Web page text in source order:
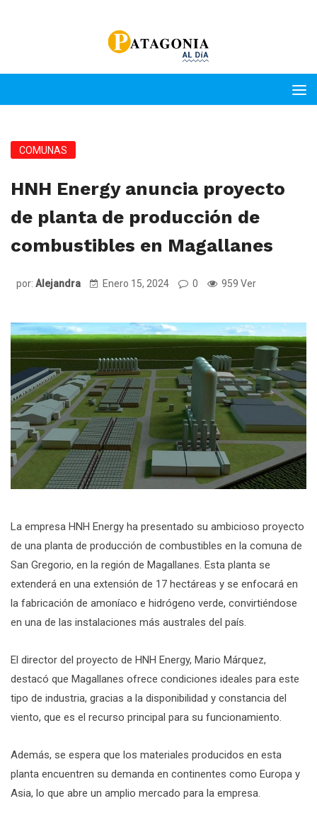
COMUNAS
HNH Energy anuncia proyecto
de planta de producción de
combustibles en Magallanes
por: Alejandra Enero 15, 2024 0 959 Ver
La empresa HNH Energy ha presentado su ambicioso proyecto
de una planta de producción de combustibles en la comuna de
San Gregorio, en la región de Magallanes. Esta planta se
extenderá en una extensión de 17 hectáreas y se enfocará en
la fabricación de amoníaco e hidrógeno verde, convirtiéndose
en una de las instalaciones más australes del país.
El director del proyecto de HNH Energy, Mario Márquez,
destacó que Magallanes ofrece condiciones ideales para este
tipo de industria, gracias a la disponibilidad y constancia del
viento, que es el recurso principal para su funcionamiento.
Además, se espera que los materiales producidos en esta
planta encuentren su demanda en continentes como Europa y
Asia, lo que abre un amplio mercado para la empresa.